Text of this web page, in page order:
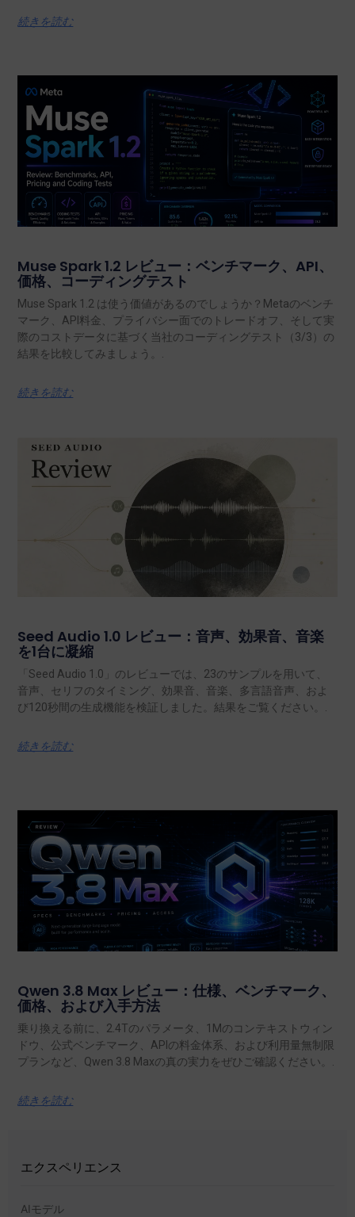
続きを読む
Muse Spark 1.2 レビュー：ベンチマーク、API、
価格、コーディングテスト
Muse Spark 1.2 は使う価値があるのでしょうか？Metaのベンチ
マーク、API料金、プライバシー面でのトレードオフ、そして実
際のコストデータに基づく当社のコーディングテスト（3/3）の
結果を比較してみましょう。.
続きを読む
Seed Audio 1.0 レビュー：音声、効果音、音楽
を1台に凝縮
「Seed Audio 1.0」のレビューでは、23のサンプルを用いて、
音声、セリフのタイミング、効果音、音楽、多言語音声、およ
び120秒間の生成機能を検証しました。結果をご覧ください。.
続きを読む
Qwen 3.8 Max レビュー：仕様、ベンチマーク、
価格、および入手方法
乗り換える前に、2.4Tのパラメータ、1Mのコンテキストウィン
ドウ、公式ベンチマーク、APIの料金体系、および利用量無制限
プランなど、Qwen 3.8 Maxの真の実力をぜひご確認ください。.
続きを読む
エクスペリエンス
AIモデル